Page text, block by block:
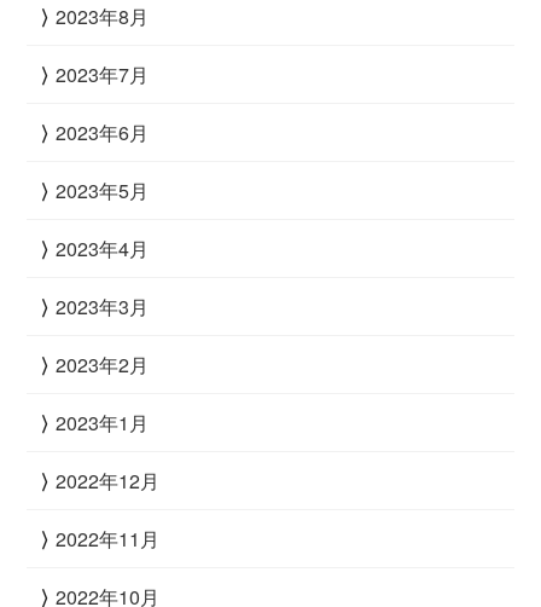
2023年8月
2023年7月
2023年6月
2023年5月
2023年4月
2023年3月
2023年2月
2023年1月
2022年12月
2022年11月
2022年10月